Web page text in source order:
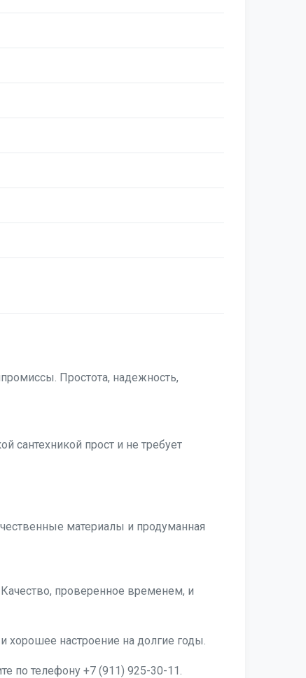
Простота, надежность,
сантехникой прост и не требует
материалы и продуманная
проверенное временем, и
хорошее настроение на долгие годы.
по телефону +7 (911) 925-30-11.